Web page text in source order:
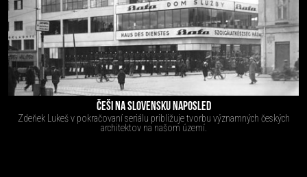
ČEŠI NA SLOVENSKU NAPOSLED
Zdeňek Lukeš v pokračovaní seriálu približuje tvorbu významných českých
architektov na našom území.